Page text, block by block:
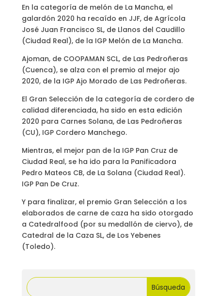
En la categoría de melón de La Mancha, el
galardón 2020 ha recaído en JJF, de Agrícola
José Juan Francisco SL, de Llanos del Caudillo
(Ciudad Real), de la IGP Melón de La Mancha.
Ajoman, de COOPAMAN SCL, de Las Pedroñeras
(Cuenca), se alza con el premio al mejor ajo
2020, de la IGP Ajo Morado de Las Pedroñeras.
El Gran Selección de la categoría de cordero de
calidad diferenciada, ha sido en esta edición
2020 para Carnes Solana, de Las Pedroñeras
(CU), IGP Cordero Manchego.
Mientras, el mejor pan de la IGP Pan Cruz de
Ciudad Real, se ha ido para la Panificadora
Pedro Mateos CB, de La Solana (Ciudad Real).
IGP Pan De Cruz.
Y para finalizar, el premio Gran Selección a los
elaborados de carne de caza ha sido otorgado
a Catedralfood (por su medallón de ciervo), de
Catedral de la Caza SL, de Los Yebenes
(Toledo).